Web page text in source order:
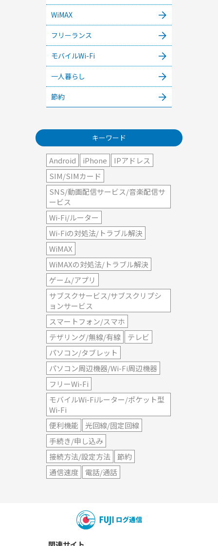
WiMAX
フリーランス
モバイルWi-Fi
一人暮らし
節約
キーワード
Android iPhone
IPアドレス
SIM/SIMカード
SNS/動画配信サービス/音楽配信サ
ービス
Wi-Fi/ルーター
Wi-Fiの対処法/トラブル解決
WiMAX
WiMAXの対処法/トラブル解決
ゲーム/アプリ
サブスクサービス/サブスクリプシ
ョンサービス
スマートフォン/スマホ
テザリング/無線/有線
テレビ
パソコン/タブレット
パソコン周辺機器/Wi-Fi周辺機器
フリーWi-Fi
モバイルWi-Fiルーター/ポケット型
Wi-Fi
便利機能
光回線/固定回線
手続き/申し込み
接続方法/設定方法
節約
通信速度
電話/通話